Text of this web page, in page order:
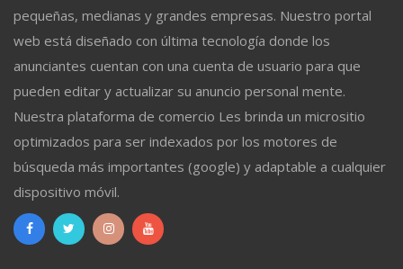
pequeñas, medianas y grandes empresas. Nuestro portal
web está diseñado con última tecnología donde los
anunciantes cuentan con una cuenta de usuario para que
pueden editar y actualizar su anuncio personal mente.
Nuestra plataforma de comercio Les brinda un micrositio
optimizados para ser indexados por los motores de
búsqueda más importantes (google) y adaptable a cualquier
dispositivo móvil.